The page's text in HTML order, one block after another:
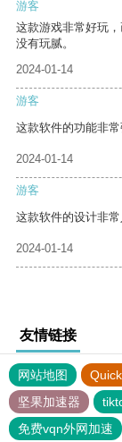
游客
这款游戏非常好玩
没有玩腻。
2024-01-14
游客
这款软件的功能非常
2024-01-14
游客
这款软件的设计非常
2024-01-14
友情链接
网站地图
坚果加速器
免费vqn外网加速